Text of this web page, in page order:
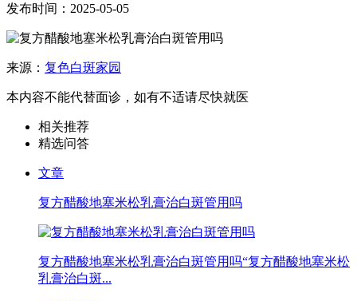
发布时间：2025-05-05
来源： 复色白斑家园
本内容不能代替面诊，如有不适请尽快就医
相关推荐
精选问答
文章
复方醋酸地塞米松乳膏治白斑管用吗
复方醋酸地塞米松乳膏治白斑管用吗“复方醋酸地塞米松
乳膏治白斑...